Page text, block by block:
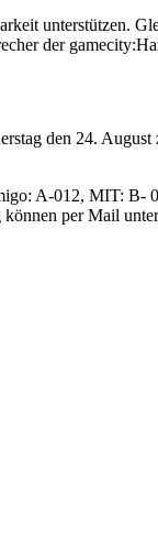
unterstützen.
der
den 24.
A-012, MIT:
per Mail